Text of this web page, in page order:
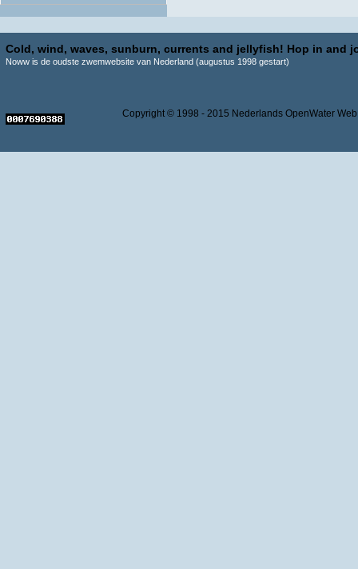
Cold, wind, waves, sunburn, currents and jellyfish! Hop in and
Noww is de oudste zwemwebsite van Nederland (augustus 1998 gestart)
Copyright © 1998 - 2015 Nederlands OpenWater